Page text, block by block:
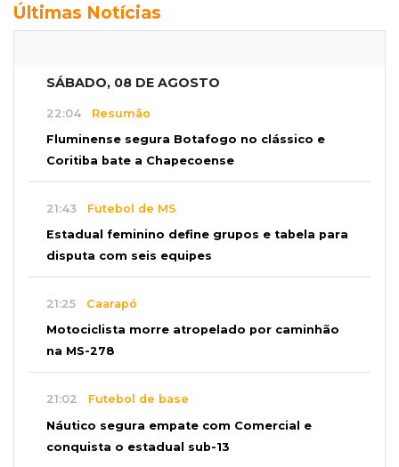
Últimas Notícias
SÁBADO, 08 DE AGOSTO
22:04 Resumão
Fluminense segura Botafogo no clássico e
Coritiba bate a Chapecoense
21:43 Futebol de MS
Estadual feminino define grupos e tabela para
disputa com seis equipes
21:25 Caarapó
Motociclista morre atropelado por caminhão
na MS-278
21:02 Futebol de base
Náutico segura empate com Comercial e
conquista o estadual sub-13